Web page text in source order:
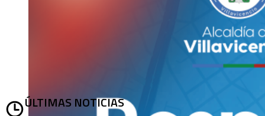
ÚLTIMAS NOTICIAS